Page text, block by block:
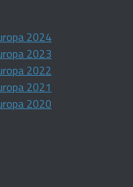
2024
2023
2022
2021
2020